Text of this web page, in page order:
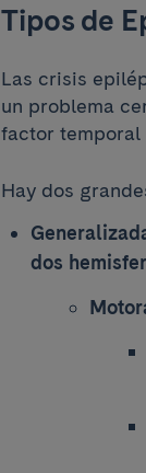
Tipos de
Las crisis
un problema
factor temporal
Hay dos
dos